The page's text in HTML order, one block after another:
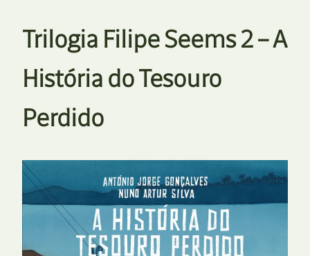
Trilogia Filipe Seems 2 – A
História do Tesouro
Perdido